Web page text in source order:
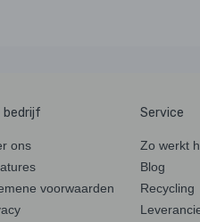
bedrijf
ons
voorwaarden
Service
Zo werkt
Blog
Recycling